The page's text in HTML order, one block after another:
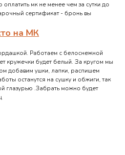
мк не менее чем за сутки до
сертификат - бронь вы
на МК
Работаем с белоснежной
кружечки будет белый. За кругом мы
добавим ушки, лапки, распишем
останутся на сушку и обжиги, так
глазурью .Забрать можно будет